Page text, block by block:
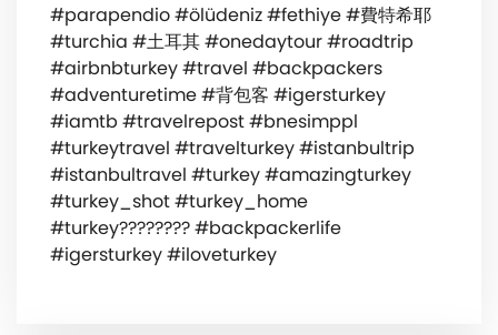
#parapendio #ölüdeniz #fethiye #費特希耶
#turchia #土耳其 #onedaytour #roadtrip
#airbnbturkey #travel #backpackers
#adventuretime #背包客 #igersturkey
#iamtb #travelrepost #bnesimppl
#turkeytravel #travelturkey #istanbultrip
#istanbultravel #turkey #amazingturkey
#turkey_shot #turkey_home
#turkey???????? #backpackerlife
#igersturkey #iloveturkey